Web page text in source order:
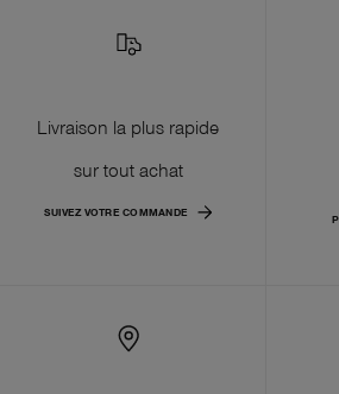
Livraison la plus rapide
sur tout achat
SUIVEZ VOTRE COMMANDE